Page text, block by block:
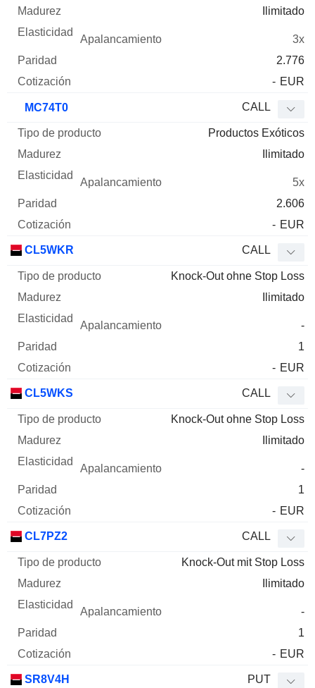
Ilimitado
3x
2.776
- EUR
MC74T0 CALL
Productos Exóticos
Ilimitado
5x
2.606
- EUR
CL5WKR CALL
Knock-Out ohne Stop Loss
Ilimitado
-
1
- EUR
CL5WKS CALL
Knock-Out ohne Stop Loss
Ilimitado
-
1
- EUR
CL7PZ2 CALL
Knock-Out mit Stop Loss
Ilimitado
-
1
- EUR
SR8V4H PUT